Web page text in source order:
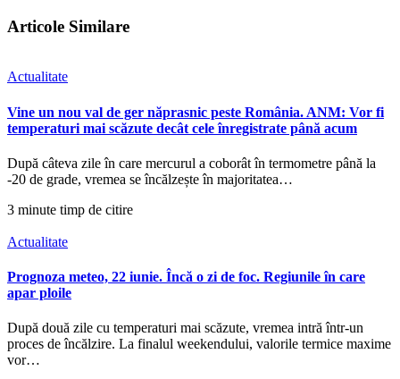
Articole Similare
Actualitate
Vine un nou val de ger năprasnic peste România. ANM: Vor fi
temperaturi mai scăzute decât cele înregistrate până acum
După câteva zile în care mercurul a coborât în termometre până la
-20 de grade, vremea se încălzește în majoritatea…
3 minute timp de citire
Actualitate
Prognoza meteo, 22 iunie. Încă o zi de foc. Regiunile în care
apar ploile
După două zile cu temperaturi mai scăzute, vremea intră într-un
proces de încălzire. La finalul weekendului, valorile termice maxime
vor…